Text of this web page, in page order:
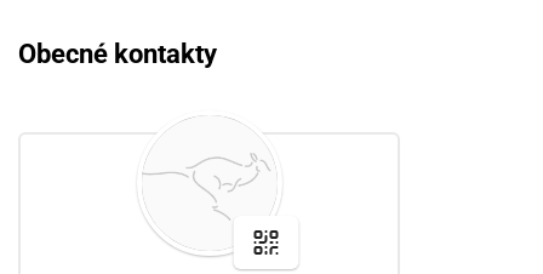
Obecné kontakty